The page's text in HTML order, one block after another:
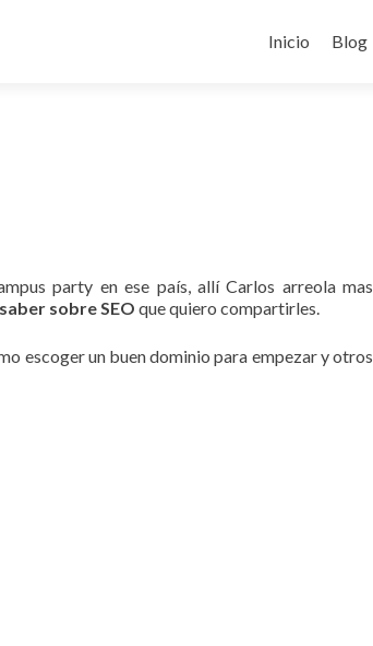
al
Inicio Blog
party en ese país, allí Carlos arreola mas
sobre SEO que quiero compartirles.
escoger un buen dominio para empezar y otros